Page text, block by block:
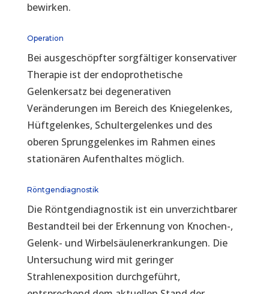
bewirken.
Operation
Bei ausgeschöpfter sorgfältiger konservativer
Therapie ist der endoprothetische
Gelenkersatz bei degenerativen
Veränderungen im Bereich des Kniegelenkes,
Hüftgelenkes, Schultergelenkes und des
oberen Sprunggelenkes im Rahmen eines
stationären Aufenthaltes möglich.
Röntgendiagnostik
Die Röntgendiagnostik ist ein unverzichtbarer
Bestandteil bei der Erkennung von Knochen-,
Gelenk- und Wirbelsäulenerkrankungen. Die
Untersuchung wird mit geringer
Strahlenexposition durchgeführt,